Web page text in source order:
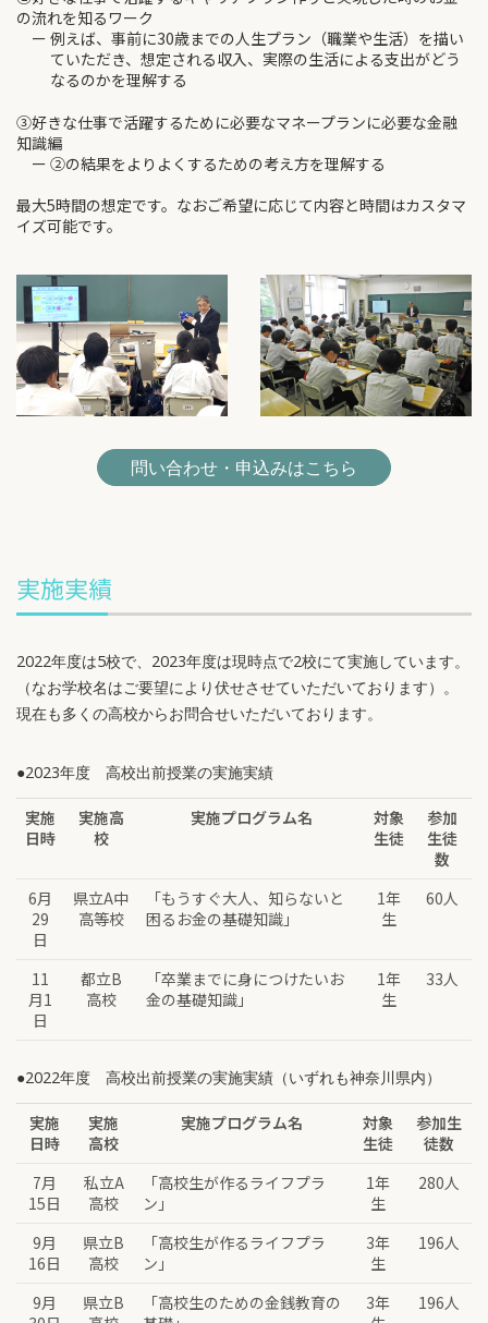
の流れを知るワーク
ー 例えば、事前に30歳までの人生プラン（職業や生活）を描い
ていただき、想定される収入、実際の生活による支出がどう
なるのかを理解する
③好きな仕事で活躍するために必要なマネープランに必要な金融
知識編
ー ②の結果をよりよくするための考え方を理解する
最大5時間の想定です。なおご希望に応じて内容と時間はカスタマ
イズ可能です。
問い合わせ・申込みはこちら
実施実績
2022年度は5校で、2023年度は現時点で2校にて実施しています。
（なお学校名はご要望により伏せさせていただいております）。
現在も多くの高校からお問合せいただいております。
●2023年度 高校出前授業の実施実績
実施
日時
実施高
校
実施プログラム名
対象
生徒
参加
生徒
数
6月
29
日
県立A中
高等校
「もうすぐ大人、知らないと
困るお金の基礎知識」
1年
生
60人
11
月1
日
都立B
高校
「卒業までに身につけたいお
金の基礎知識」
1年
生
33人
●2022年度 高校出前授業の実施実績 （いずれも神奈川県内）
実施
日時
実施
高校
実施プログラム名
対象
生徒
参加生
徒数
7月
15日
私立A
高校
「高校生が作るライフプラ
ン」
1年
生
280人
9月
16日
県立B
高校
「高校生が作るライフプラ
ン」
3年
生
196人
9月
県立B
「高校生のための金銭教育の
3年
196人